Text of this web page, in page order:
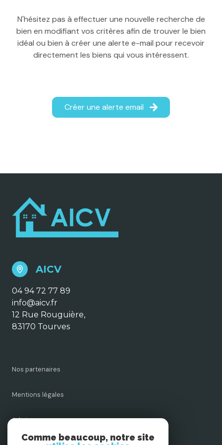
N'hésitez pas à effectuer une nouvelle recherche de
bien en modifiant vos critères afin de trouver le bien
idéal ou bien à créer une alerte e-mail pour recevoir
directement les biens qui vous intéressent.
Créer une alerte email
AICV
04 94 72 77 89
info@aicv.fr
12 Rue Rouguière,
83170 Tourves
Nos partenaires
Mentions légales
Admin
Comme beaucoup, notre site